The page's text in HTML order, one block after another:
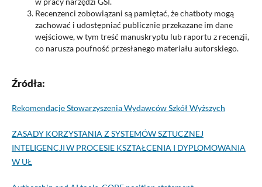
Recenzenci zobowiązani są pamiętać, że chatboty mogą
zachować i udostępniać publicznie przekazane im dane
wejściowe, w tym treść manuskryptu lub raportu z recenzji,
co narusza poufność przesłanego materiału autorskiego.
Źródła:
Rekomendacje Stowarzyszenia Wydawców Szkół Wyższych
ZASADY KORZYSTANIA Z SYSTEMÓW SZTUCZNEJ
INTELIGENCJI W PROCESIE KSZTAŁCENIA I DYPLOMOWANIA
W UŁ